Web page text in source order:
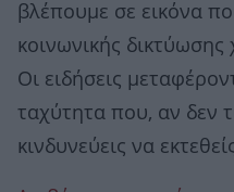
βλέπουμε σε εικόνα
κοινωνικής δικτύωσης
Οι ειδήσεις
ταχύτητα που, αν δεν
κινδυνεύεις να